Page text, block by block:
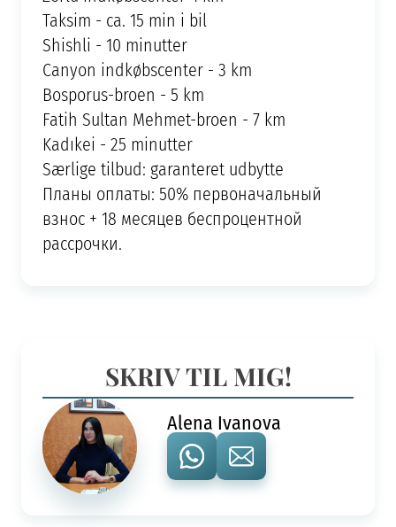
Taksim - ca. 15 min i bil
Shishli - 10 minutter
Canyon indkøbscenter - 3 km
Bosporus-broen - 5 km
Fatih Sultan Mehmet-broen - 7 km
Kadıkei - 25 minutter
Særlige tilbud: garanteret udbytte
Планы оплаты: 50% первоначальный
взнос + 18 месяцев беспроцентной
рассрочки.
SKRIV TIL MIG!
Alena Ivanova